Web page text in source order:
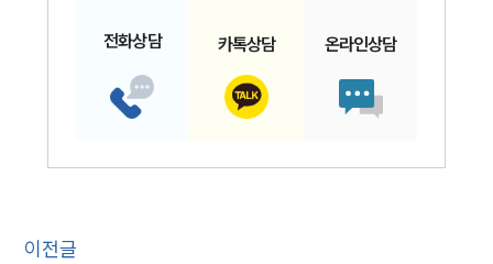
전화상담 카톡상담 온라인상담
이전글